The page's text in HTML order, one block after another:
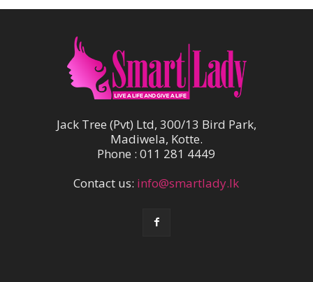
Jack Tree (Pvt) Ltd, 300/13 Bird Park,
Madiwela, Kotte.
Phone : 011 281 4449
Contact us: info@smartlady.lk